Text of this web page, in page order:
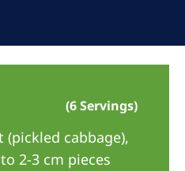
(6 Servings)
(pickled cabbage),
2-3 cm pieces